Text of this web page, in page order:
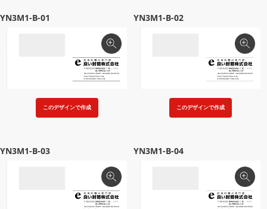
YN3M1-B-01
このデザインで作成
YN3M1-B-02
このデザインで作成
YN3M1-B-03 YN3M1-B-04